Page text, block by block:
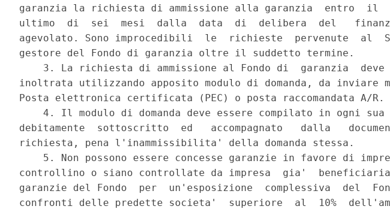
garanzia la richiesta di ammissione alla garanzia  entro  il
ultimo  di  sei  mesi  dalla  data  di  delibera  del
agevolato. Sono improcedibili  le  richieste  pervenute  al
gestore del Fondo di garanzia oltre il suddetto termine.
3. La richiesta di ammissione al Fondo di  garanzia  deve
inoltrata utilizzando apposito modulo di domanda, da inviare
Posta elettronica certificata (PEC) o posta raccomandata A/R.
4. Il modulo di domanda deve essere compilato in ogni sua
debitamente  sottoscritto  ed   accompagnato   dalla
richiesta, pena l'inammissibilita' della domanda stessa.
5. Non possono essere concesse garanzie in favore di
controllino o siano controllate da impresa  gia'
garanzie del Fondo  per  un'esposizione  complessiva  del
confronti delle predette societa'  superiore  al  10%